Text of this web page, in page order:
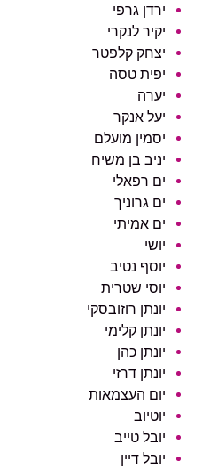
ירדן גרפי
יקיר לנקרי
יצחק קלפטר
יפית טסה
יערה
יעל אנקר
יסמין מועלם
יניב בן משיח
ים רפאלי
ים גרוניך
ים אמיתי
יושי
יוסף נטיב
יוסי שטרית
יונתן רוזובסקי
יונתן קלימי
יונתן כהן
יונתן דרזי
יום העצמאות
יוטיוב
יובל טייב
יובל דיין